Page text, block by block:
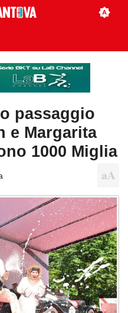
passaggio
e Margarita
1000 Miglia